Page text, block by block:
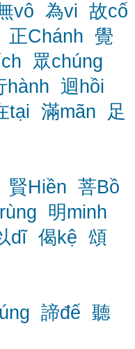
vô 為vi 故cố
正Chánh 覺
眾chúng
hành 迴hồi
tại 滿mãn
足
賢Hiền 菩Bồ
明minh
dĩ 偈kệ 頌
諦đế 聽